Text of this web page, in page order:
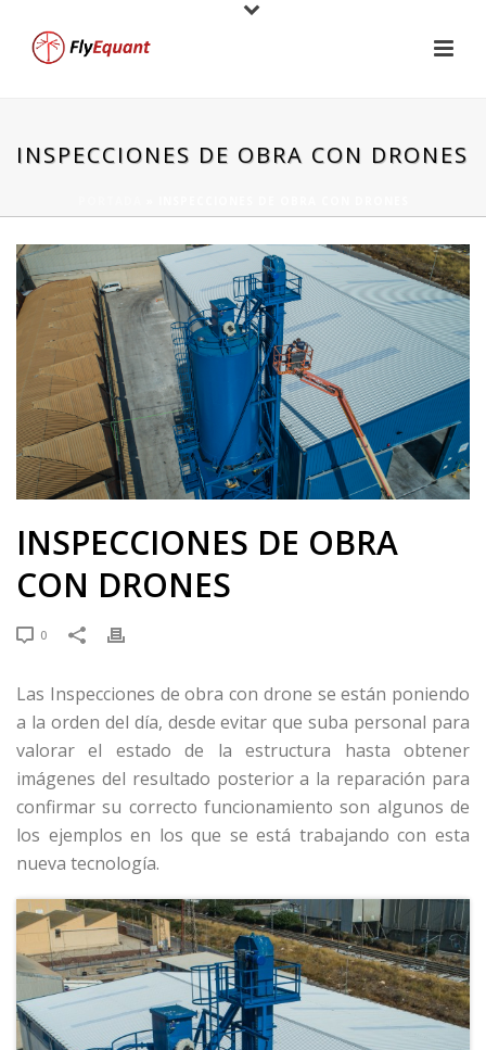
INSPECCIONES DE OBRA CON DRONES
INSPECCIONES DE OBRA
CON DRONES
0
Las Inspecciones de obra con drone se están poniendo
a la orden del día, desde evitar que suba personal para
valorar el estado de la estructura hasta obtener
imágenes del resultado posterior a la reparación para
confirmar su correcto funcionamiento son algunos de
los ejemplos en los que se está trabajando con esta
nueva tecnología.